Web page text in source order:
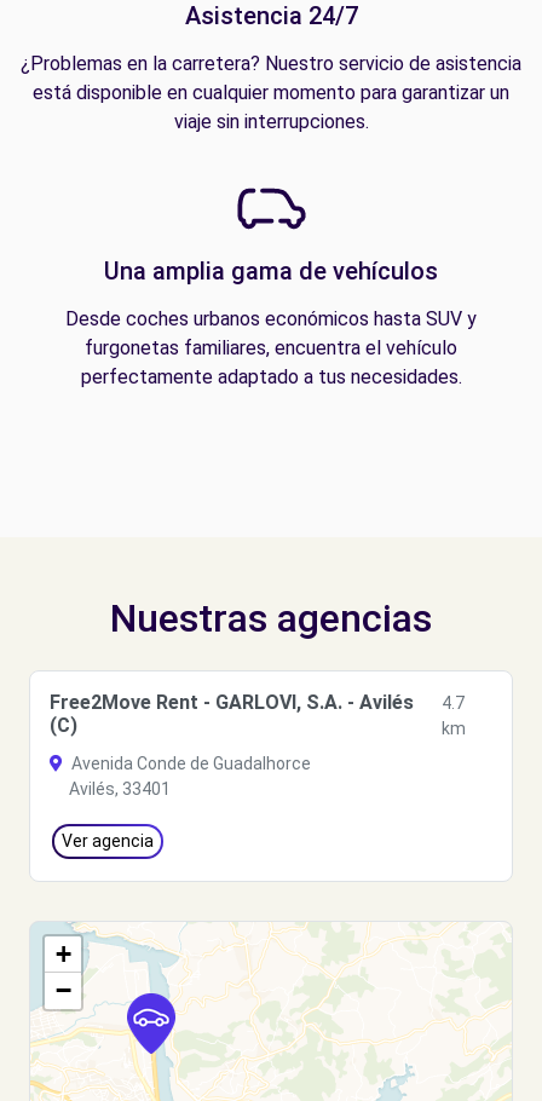
Asistencia 24/7
¿Problemas en la carretera? Nuestro servicio de asistencia
está disponible en cualquier momento para garantizar un
viaje sin interrupciones.
Una amplia gama de vehículos
Desde coches urbanos económicos hasta SUV y
furgonetas familiares, encuentra el vehículo
perfectamente adaptado a tus necesidades.
Nuestras agencias
Free2Move Rent - GARLOVI, S.A. - Avilés
(C)
4.7
km
Avenida Conde de Guadalhorce
Avilés, 33401
Ver agencia
+
−